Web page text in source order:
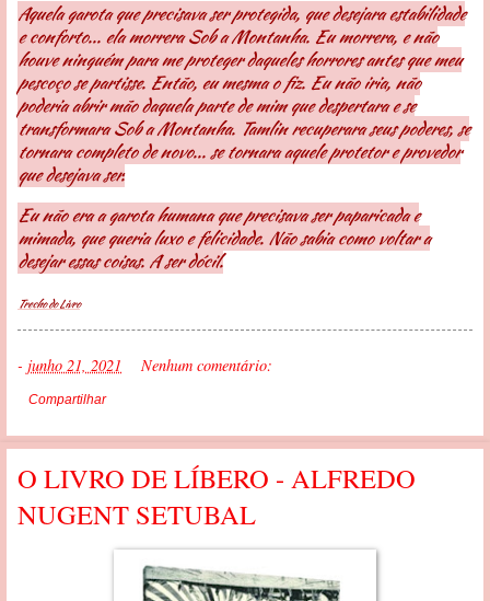
Aquela garota que precisava ser protegida, que desejara estabilidade
e conforto... ela morrera Sob a Montanha. Eu morrera, e não
houve ninguém para me proteger daqueles horrores antes que meu
pescoço se partisse. Então, eu mesma o fiz. Eu não iria, não
poderia abrir mão daquela parte de mim que despertara e se
transformara Sob a Montanha. Tamlin recuperara seus poderes, se
tornara completo de novo... se tornara aquele protetor e provedor
que desejava ser.
Eu não era a garota humana que precisava ser paparicada e
mimada, que queria luxo e felicidade. Não sabia como voltar a
desejar essas coisas. A ser dócil.
Trecho do Livro
- junho 21, 2021 Nenhum comentário:
Compartilhar
O LIVRO DE LÍBERO - ALFREDO
NUGENT SETUBAL